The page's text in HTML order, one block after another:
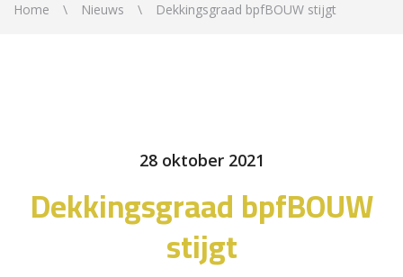
Home Nieuws Dekkingsgraad bpfBOUW stijgt
28 oktober 2021
Dekkingsgraad bpfBOUW
stijgt